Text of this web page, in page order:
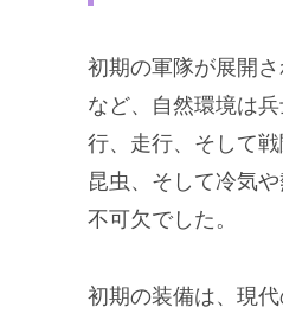
初期の軍隊が展開
など、自然環境は
行、走行、そして
昆虫、そして冷気
不可欠でした。
初期の装備は、現